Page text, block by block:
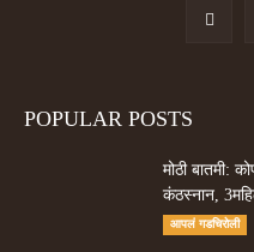
POPULAR POSTS
मोठी बातमी:
कंठस्नान,
आपलं गडचिरोली